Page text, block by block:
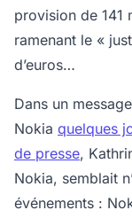
provision de 141
ramenant le «
d’euros…
Dans un
Nokia quelques
de presse,
Nokia, semblait
événements :